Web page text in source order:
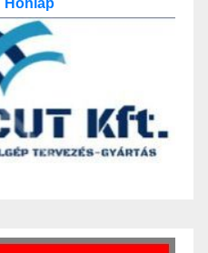
Honlap